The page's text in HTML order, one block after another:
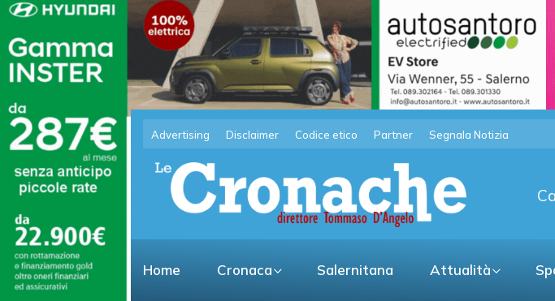
Advertising Disclaimer Codice etico Partner Segnala Notizia
Home Cronaca Salernitana Attualità